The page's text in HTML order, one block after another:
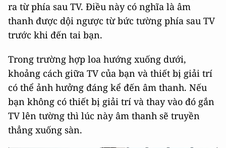
ra từ phía sau TV. Điều này có nghĩa là âm
thanh được dội ngược từ bức tường phía sau TV
trước khi đến tai bạn.
Trong trường hợp loa hướng xuống dưới,
khoảng cách giữa TV của bạn và thiết bị giải trí
có thể ảnh hưởng đáng kể đến âm thanh. Nếu
bạn không có thiết bị giải trí và thay vào đó gắn
TV lên tường thì lúc này âm thanh sẽ truyền
thẳng xuống sàn.